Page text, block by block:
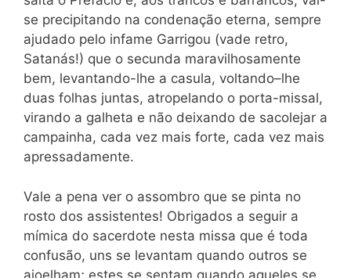
se precipitando na condenação eterna, sempre
ajudado pelo infame Garrigou (vade retro,
Satanás!) que o secunda maravilhosamente
bem, levantando-lhe a casula, voltando–lhe
duas folhas juntas, atropelando o porta-missal,
virando a galheta e não deixando de sacolejar a
campainha, cada vez mais forte, cada vez mais
apressadamente.
Vale a pena ver o assombro que se pinta no
rosto dos assistentes! Obrigados a seguir a
mímica do sacerdote nesta missa que é toda
confusão, uns se levantam quando outros se
ajoelham; estes se sentam quando aqueles se